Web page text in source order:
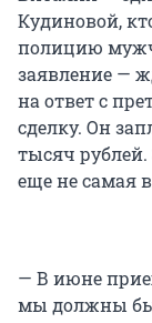
Кудиновой,
полицию
заявление —
на ответ с
сделку. Он
тысяч рублей.
еще не самая
— В июне
мы должны